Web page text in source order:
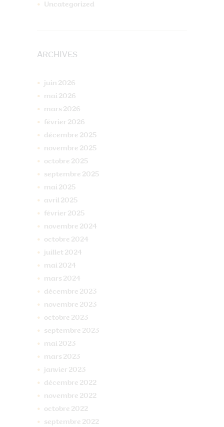
Uncategorized
ARCHIVES
juin 2026
mai 2026
mars 2026
février 2026
décembre 2025
novembre 2025
octobre 2025
septembre 2025
mai 2025
avril 2025
février 2025
novembre 2024
octobre 2024
juillet 2024
mai 2024
mars 2024
décembre 2023
novembre 2023
octobre 2023
septembre 2023
mai 2023
mars 2023
janvier 2023
décembre 2022
novembre 2022
octobre 2022
septembre 2022